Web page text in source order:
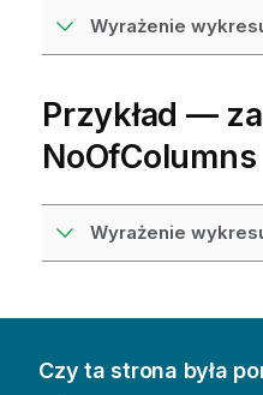
Wyrażenie
Przykład —
NoOfColumns
Wyrażenie
Czy ta strona była